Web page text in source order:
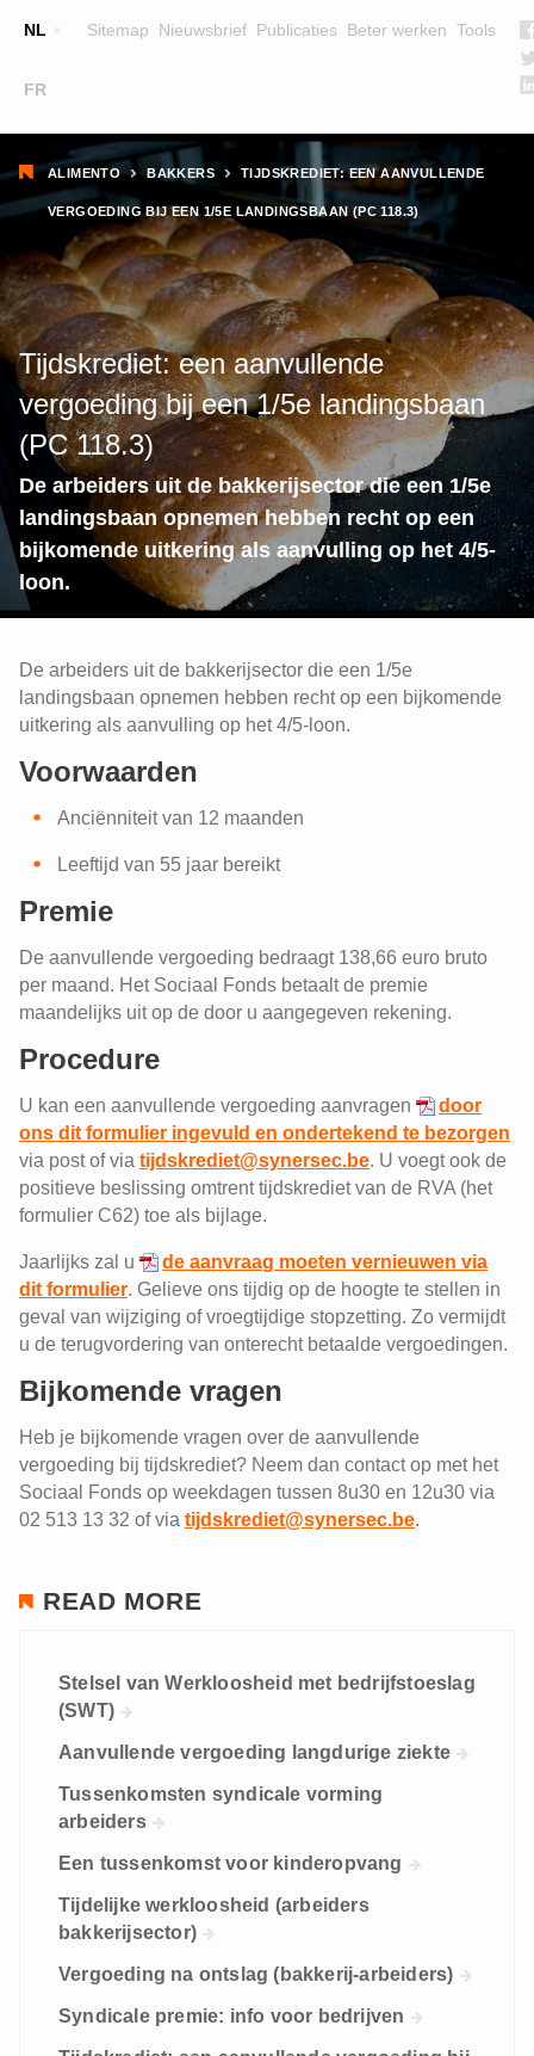
NL
FR
Sitemap Nieuwsbrief Publicaties Beter werken Tools
Main
navigation
OPLEIDINGEN
LESGEVERS
WIE ZIJN WE
TEAM
CONTACT
ZOEK EEN OPLEIDING
Kruimelpad
ALIMENTO BAKKERS TIJDSKREDIET: EEN AANVULLENDE
VERGOEDING BIJ EEN 1/5E LANDINGSBAAN (PC 118.3)
Tijdskrediet: een aanvullende
vergoeding bij een 1/5e landingsbaan
(PC 118.3)
De arbeiders uit de bakkerijsector die een 1/5e
landingsbaan opnemen hebben recht op een
bijkomende uitkering als aanvulling op het 4/5-
loon.
De arbeiders uit de bakkerijsector die een 1/5e
landingsbaan opnemen hebben recht op een bijkomende
uitkering als aanvulling op het 4/5-loon.
Voorwaarden
Anciënniteit van 12 maanden
Leeftijd van 55 jaar bereikt
Premie
De aanvullende vergoeding bedraagt 138,66 euro bruto
per maand. Het Sociaal Fonds betaalt de premie
maandelijks uit op de door u aangegeven rekening.
Procedure
U kan een aanvullende vergoeding aanvragen
door
ons dit formulier ingevuld en ondertekend te bezorgen
via post of via tijdskrediet@synersec.be. U voegt ook de
positieve beslissing omtrent tijdskrediet van de RVA (het
formulier C62) toe als bijlage.
Jaarlijks zal u
de aanvraag moeten vernieuwen via
dit formulier. Gelieve ons tijdig op de hoogte te stellen in
geval van wijziging of vroegtijdige stopzetting. Zo vermijdt
u de terugvordering van onterecht betaalde vergoedingen.
Bijkomende vragen
Heb je bijkomende vragen over de aanvullende
vergoeding bij tijdskrediet? Neem dan contact op met het
Sociaal Fonds op weekdagen tussen 8u30 en 12u30 via
02 513 13 32 of via tijdskrediet@synersec.be.
READ MORE
Stelsel van Werkloosheid met bedrijfstoeslag
(SWT)
Aanvullende vergoeding langdurige ziekte
Tussenkomsten syndicale vorming
arbeiders
Een tussenkomst voor kinderopvang
Tijdelijke werkloosheid (arbeiders
bakkerijsector)
Vergoeding na ontslag (bakkerij-arbeiders)
Syndicale premie: info voor bedrijven